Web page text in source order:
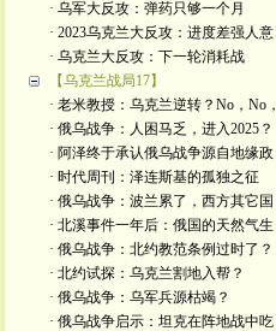
· 乌军大反攻：弹药只够一个月
· 2023乌克兰大反攻：进度差强人意
· 乌克兰大反攻：下一轮消耗战
【乌克兰战局17】
· 老米教授：乌克兰逆转？No，No，
· 俄乌战争：人困马乏，进入2025？
· 阿泽终于承认俄乌战争源自地缘政
· 时代周刊：泽连斯基的孤独之征
· 俄乌战争：波兰累了，西方其它国
· 北溪事件一年后：俄国的天然气生
· 俄乌战争：北约教范条例过时了？
· 北约试探：乌克兰割地入帮？
· 俄乌战争：乌军兵源枯竭？
· 俄乌战争启示：坦克在阵地战中吃